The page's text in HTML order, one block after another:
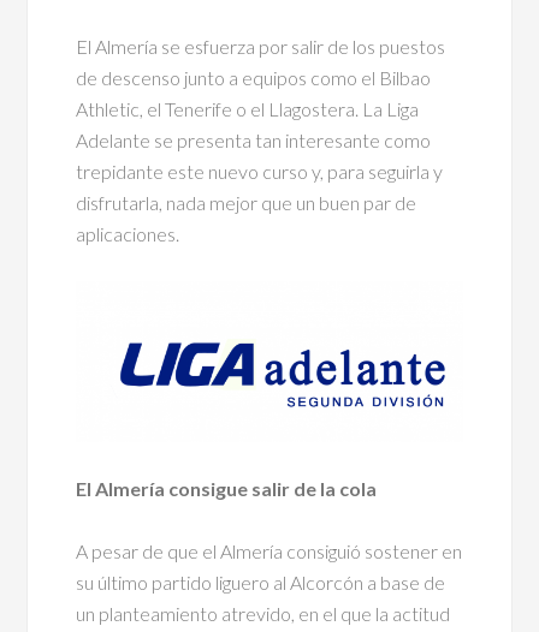
El Almería se esfuerza por salir de los puestos
de descenso junto a equipos como el Bilbao
Athletic, el Tenerife o el Llagostera. La Liga
Adelante se presenta tan interesante como
trepidante este nuevo curso y, para seguirla y
disfrutarla, nada mejor que un buen par de
aplicaciones.
El Almería consigue salir de la cola
A pesar de que el Almería consiguió sostener en
su último partido liguero al Alcorcón a base de
un planteamiento atrevido, en el que la actitud